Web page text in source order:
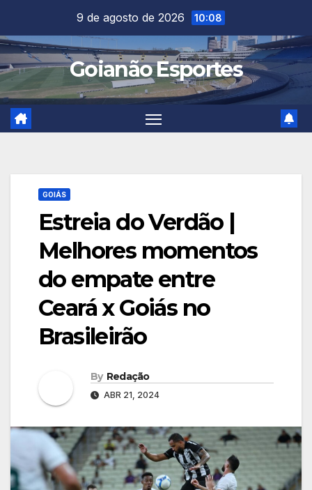
content
9 de agosto de 2026 10:08
Goianão Esportes
GOIÁS
Estreia do Verdão |
Melhores momentos
do empate entre
Ceará x Goiás no
Brasileirão
By Redação
ABR 21, 2024